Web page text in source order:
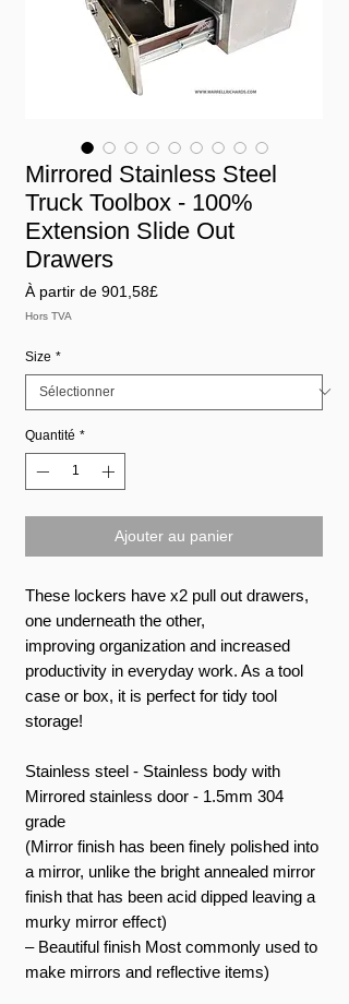
Mirrored Stainless Steel
Truck Toolbox - 100%
Extension Slide Out
Drawers
À partir de 901,58£
Hors TVA
Size *
Quantité *
Ajouter au panier
These lockers have x2 pull out drawers,
one underneath the other,
improving organization and increased
productivity in everyday work. As a tool
case or box, it is perfect for tidy tool
storage!
Stainless steel - Stainless body with
Mirrored stainless door - 1.5mm 304
grade
(Mirror finish has been finely polished into
a mirror, unlike the bright annealed mirror
finish that has been acid dipped leaving a
murky mirror effect)
– Beautiful finish Most commonly used to
make mirrors and reflective items)